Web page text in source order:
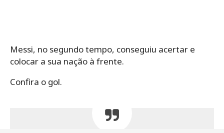
Messi, no segundo tempo, conseguiu acertar e
colocar a sua nação à frente.
Confira o gol.